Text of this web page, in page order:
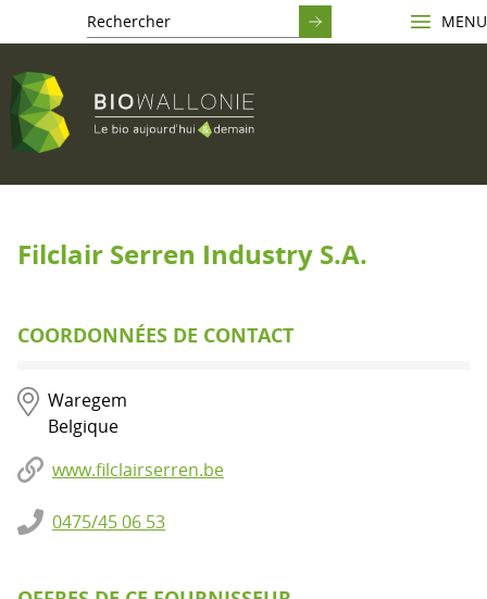
MENU
Filclair Serren Industry S.A.
COORDONNÉES DE CONTACT
Waregem
Belgique
www.filclairserren.be
0475/45 06 53